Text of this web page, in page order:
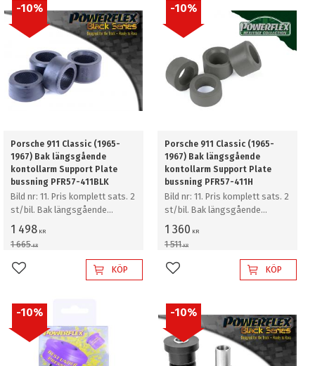
Porsche 911 Classic (1965-
1967) Bak längsgående
kontollarm Support Plate
bussning PFR57-411BLK
Bild nr: 11. Pris komplett sats. 2
st/bil. Bak längsgående
kontollarm Support Plate
bussning
1 498 KR
1 665KR
10%
Lägg till i favoriterKÖP
Porsche 911 Classic (1965-
1967) Bak längsgående
kontollarm Support Plate
bussning PFR57-411H
Bild nr: 11. Pris komplett sats. 2
st/bil. Bak längsgående
kontollarm Support Plate
bussning
1 360 KR
1 511KR
10%
Lägg till i favoriterKÖP
10% 10%